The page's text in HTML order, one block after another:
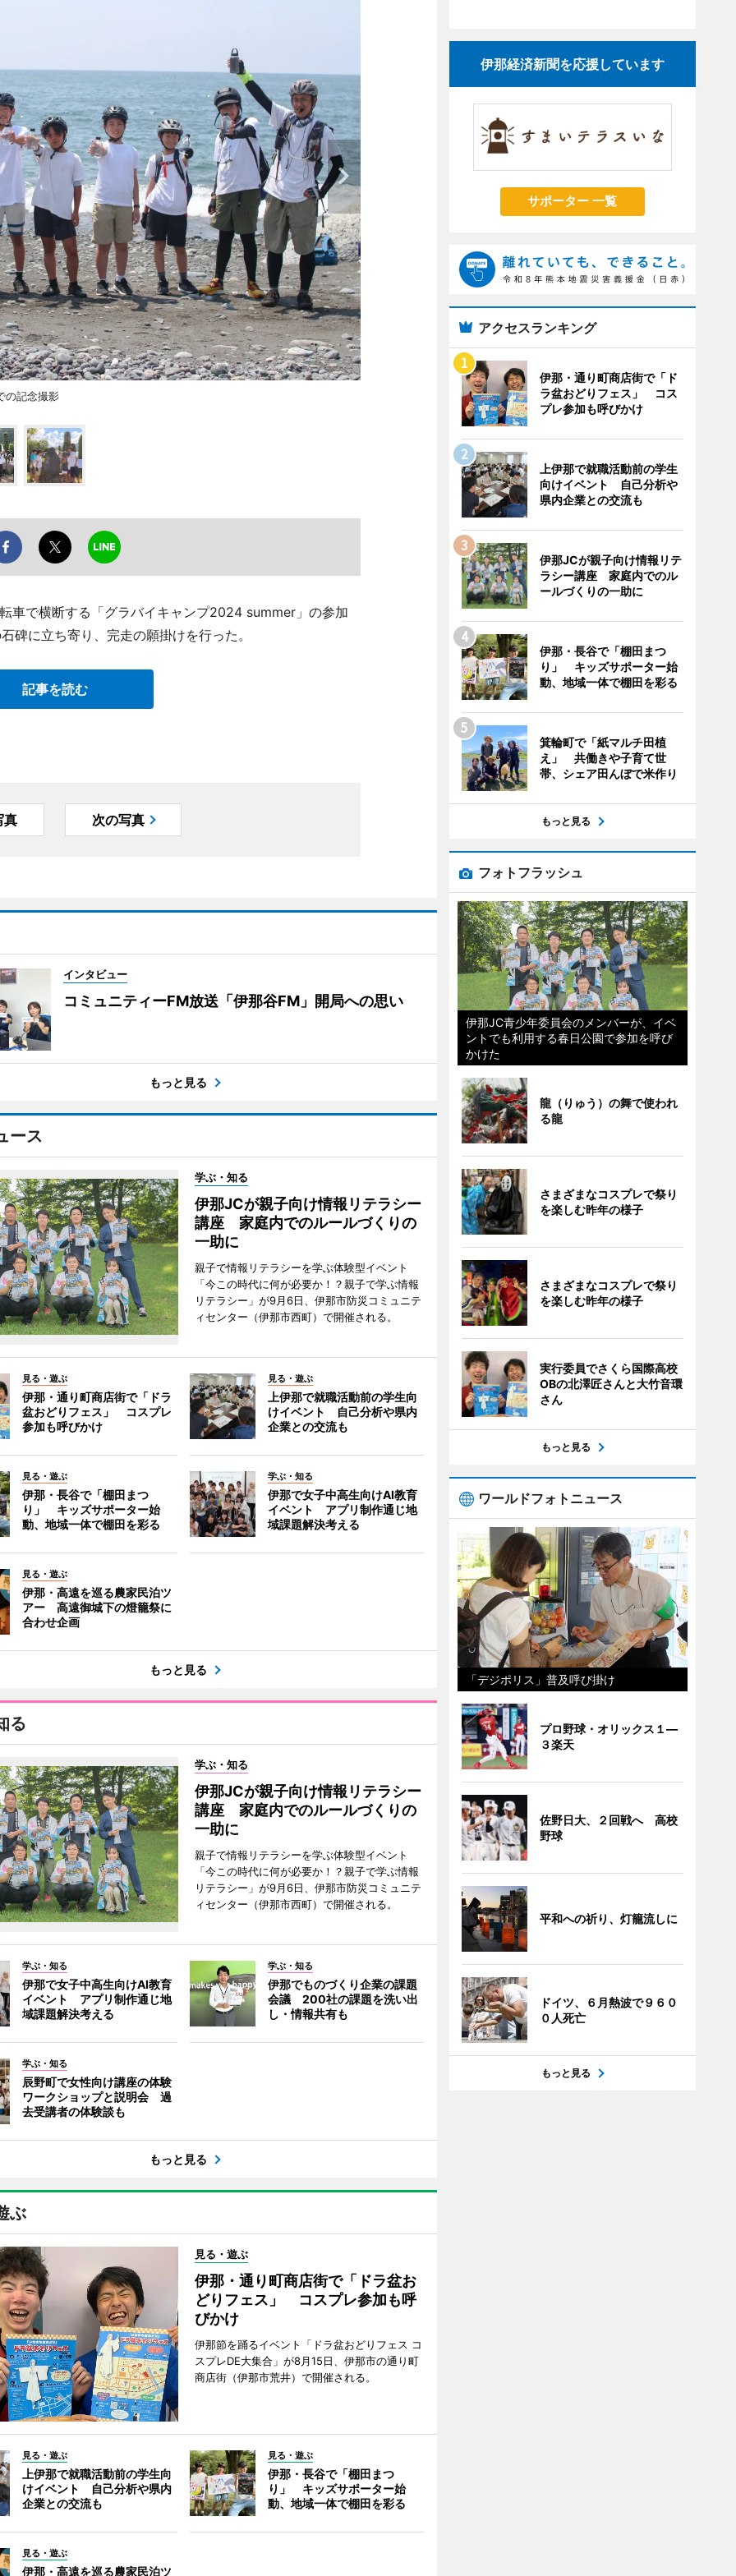
の記念撮影
車で横断する「グラバイキャンプ2024 summer」の参加
碑に立ち寄り、完走の願掛けを行った。
記事を読む
真 次の写真
インタビュー
コミュニティーFM放送「伊那谷FM」開局への思い
もっと見る
ース
学ぶ・知る
伊那JCが親子向け情報リテラシー
講座 家庭内でのルールづくりの
一助に
親子で情報リテラシーを学ぶ体験型イベント
「今この時代に何が必要か！？親子で学ぶ情報
リテラシー」が9月6日、伊那市防災コミュニテ
ィセンター（伊那市西町）で開催される。
見る・遊ぶ
伊那・通り町商店街で「ドラ
盆おどりフェス」 コスプレ
参加も呼びかけ
見る・遊ぶ
上伊那で就職活動前の学生向
けイベント 自己分析や県内
企業との交流も
見る・遊ぶ
伊那・長谷で「棚田まつ
り」 キッズサポーター始
動、地域一体で棚田を彩る
学ぶ・知る
伊那で女子中高生向けAI教育
イベント アプリ制作通じ地
域課題解決考える
見る・遊ぶ
伊那・高遠を巡る農家民泊ツ
アー 高遠御城下の燈籠祭に
合わせ企画
もっと見る
る
学ぶ・知る
伊那JCが親子向け情報リテラシー
講座 家庭内でのルールづくりの
一助に
親子で情報リテラシーを学ぶ体験型イベント
「今この時代に何が必要か！？親子で学ぶ情報
リテラシー」が9月6日、伊那市防災コミュニテ
ィセンター（伊那市西町）で開催される。
学ぶ・知る
伊那で女子中高生向けAI教育
イベント アプリ制作通じ地
域課題解決考える
学ぶ・知る
伊那でものづくり企業の課題
会議 200社の課題を洗い出
し・情報共有も
学ぶ・知る
辰野町で女性向け講座の体験
ワークショップと説明会 過
去受講者の体験談も
もっと見る
ぶ
見る・遊ぶ
伊那・通り町商店街で「ドラ盆お
どりフェス」 コスプレ参加も呼
びかけ
伊那節を踊るイベント「ドラ盆おどりフェス コ
スプレDE大集合」が8月15日、伊那市の通り町
商店街（伊那市荒井）で開催される。
見る・遊ぶ
上伊那で就職活動前の学生向
けイベント 自己分析や県内
企業との交流も
見る・遊ぶ
伊那・長谷で「棚田まつ
り」 キッズサポーター始
動、地域一体で棚田を彩る
見る・遊ぶ
伊那・高遠を巡る農家民泊ツ
伊那経済新聞を応援しています
サポーター 一覧
アクセスランキング
伊那・通り町商店街で「ド
ラ盆おどりフェス」 コス
プレ参加も呼びかけ
上伊那で就職活動前の学生
向けイベント 自己分析や
県内企業との交流も
伊那JCが親子向け情報リテ
ラシー講座 家庭内でのル
ールづくりの一助に
伊那・長谷で「棚田まつ
り」 キッズサポーター始
動、地域一体で棚田を彩る
箕輪町で「紙マルチ田植
え」 共働きや子育て世
帯、シェア田んぼで米作り
もっと見る
フォトフラッシュ
伊那JC青少年委員会のメンバーが、イベ
ントでも利用する春日公園で参加を呼び
かけた
龍（りゅう）の舞で使われ
る龍
さまざまなコスプレで祭り
を楽しむ昨年の様子
さまざまなコスプレで祭り
を楽しむ昨年の様子
実行委員でさくら国際高校
OBの北澤匠さんと大竹音環
さん
もっと見る
ワールドフォトニュース
「デジポリス」普及呼び掛け
プロ野球・オリックス１―
３楽天
佐野日大、２回戦へ 高校
野球
平和への祈り、灯籠流しに
ドイツ、６月熱波で９６０
０人死亡
もっと見る